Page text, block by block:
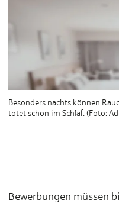
Besonders nachts können
tötet schon im Schlaf. (Foto:
Bewerbungen müssen